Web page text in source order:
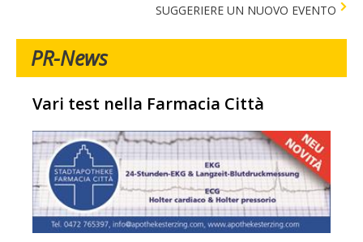
SUGGERIERE UN NUOVO EVENTO
PR-News
Vari test nella Farmacia Città